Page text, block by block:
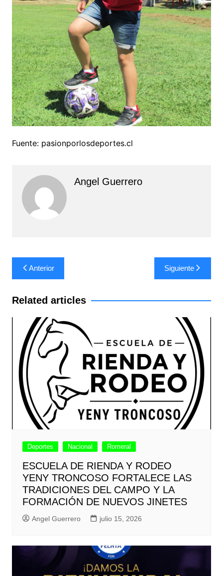
Fuente: pasionporlosdeportes.cl
Angel Guerrero
Navegación
de
entradas
Anterior Siguiente
Related articles
Deportes Nacional Romeral
ESCUELA DE RIENDA Y RODEO
YENY TRONCOSO FORTALECE LAS
TRADICIONES DEL CAMPO Y LA
FORMACIÓN DE NUEVOS JINETES
Angel Guerrero julio 15, 2026